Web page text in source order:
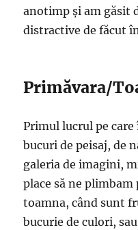
anotimp și am găsit
distractive de făcut
Primăvara/
Primul lucrul pe
bucuri de peisaj, de
galeria de imagini,
place să ne
toamna, când sunt
bucurie de culori,